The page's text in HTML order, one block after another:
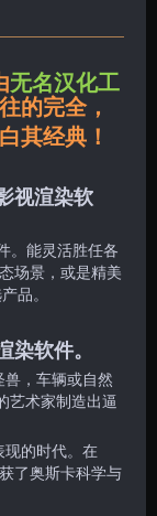
无名汉化工
的完全，
其经典！
视渲染软
。能灵活胜任各
场景，或是精美
品。
软件。
，车辆或自然
艺术家制造出逼
现的时代。在
了奥斯卡科学与